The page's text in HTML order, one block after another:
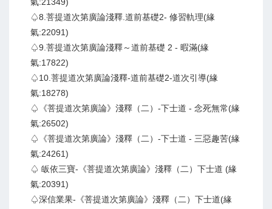
氣:21349)
♤8.菩提道次第廣論淺釋.道前基礎2- 修習軌理(緣
氣:22091)
♤9.菩提道次第廣論淺釋～道前基礎 2 - 暇滿(緣
氣:17822)
♤10.菩提道次第廣論淺釋-道前基礎2-道次引導(緣
氣:18278)
♤《菩提道次第廣論》淺釋（二）-下士道 - 念死無常(緣
氣:26502)
♤《菩提道次第廣論》淺釋（二）-下士道 - 三惡趣苦(緣
氣:24261)
♤ 皈依三寶-《菩提道次第廣論》淺釋（二）下士道 (緣
氣:20391)
♤深信業果-《菩提道次第廣論》淺釋（二）下士道(緣